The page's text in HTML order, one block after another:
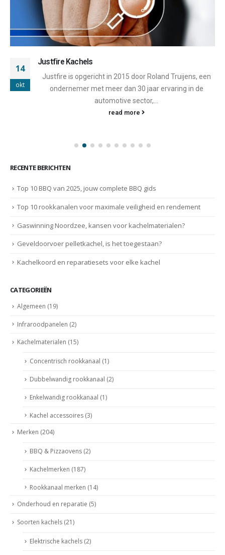
14
okt
Justfire Kachels
Justfire is opgericht in 2015 door Roland Truijens, een
ondernemer met meer dan 30 jaar ervaring in de
automotive sector,...
read more
RECENTE BERICHTEN
Top 10 BBQ van 2025, jouw complete BBQ gids
Top 10 rookkanalen voor maximale veiligheid en rendement
Gaswinning Noordzee, kansen voor kachelmaterialen?
Geveldoorvoer pelletkachel, is het toegestaan?
Kachelkoord en reparatiesets voor elke kachel
CATEGORIEËN
Algemeen (19)
Infraroodpanelen (2)
Kachelmaterialen (15)
Concentrisch rookkanaal (1)
Dubbelwandig rookkanaal (2)
Enkelwandig rookkanaal (1)
Kachel accessoires (3)
Merken (204)
BBQ & Pizzaovens (2)
Kachelmerken (187)
Rookkanaal merken (14)
Onderhoud en reparatie (5)
Soorten kachels (21)
Elektrische kachels (2)